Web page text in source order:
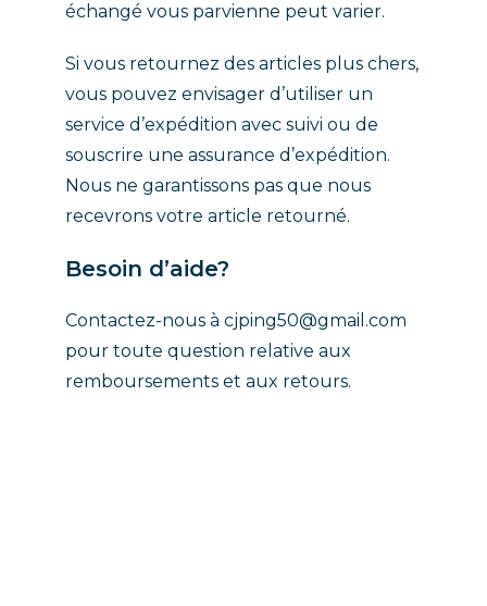
échangé vous parvienne peut varier.
Si vous retournez des articles plus chers,
vous pouvez envisager d’utiliser un
service d’expédition avec suivi ou de
souscrire une assurance d’expédition.
Nous ne garantissons pas que nous
recevrons votre article retourné.
Besoin d’aide?
Contactez-nous à cjping50@gmail.com
pour toute question relative aux
remboursements et aux retours.